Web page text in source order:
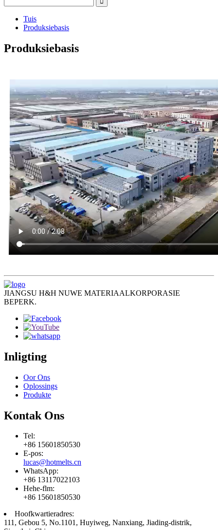
Tuis
Produksiebasis
Produksiebasis
JIANGSU H&H NUWE MATERIAALKORPORASIE
BEPERK.
Inligting
Oor Ons
Oplossings
Produkte
Kontak Ons
Tel:
+86 15601850530
E-pos:
lucas@hotmelts.cn
WhatsApp:
+86 13117022103
Hehe-flm:
+86 15601850530
Hoofkwartieradres:
111, Gebou 5, No.1101, Huyiweg, Nanxiang, Jiading-distrik,